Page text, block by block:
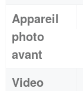
Appareil
photo
avant
Video